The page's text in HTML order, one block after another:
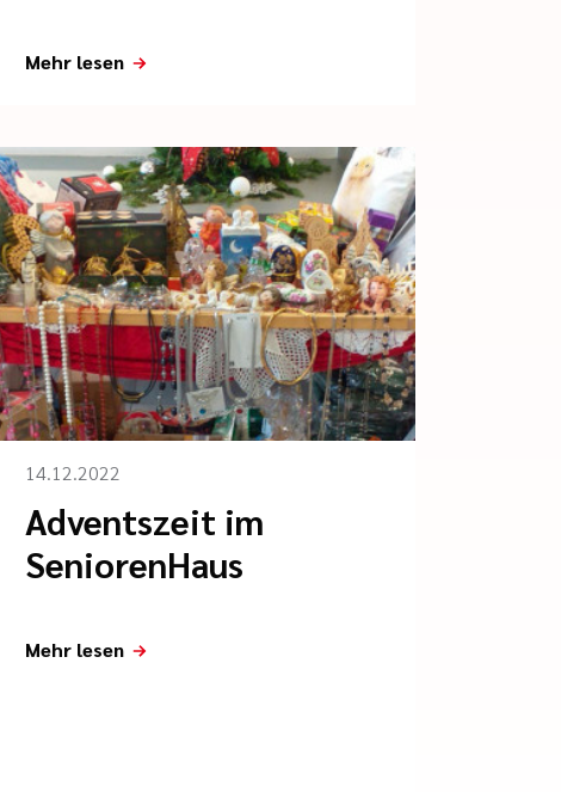
Mehr lesen
14.12.2022
Adventszeit im
SeniorenHaus
Mehr lesen